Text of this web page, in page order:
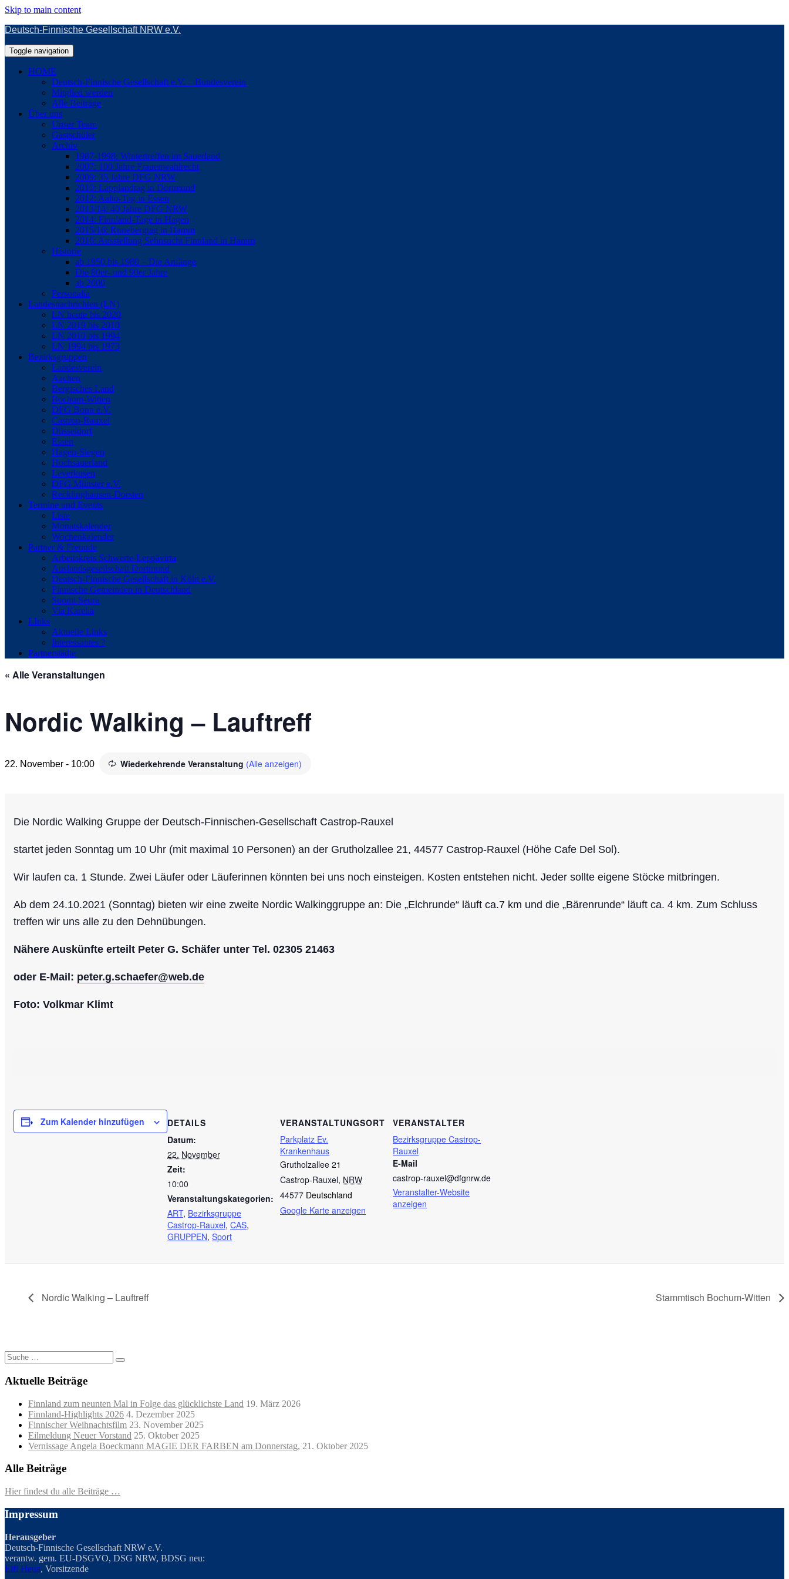
Skip to main content
Deutsch-Finnische Gesellschaft NRW e.V.
Toggle navigation
HOME
Deutsch-Finnische Gesellschaft e.V. – Bundesverein
Mitglied werden
Alle Beiträge
Über uns
Unser Team
Gastschüler
Archiv
1987-1998: Wintertreffen im Sauerland
2007: 100 Jahre Frauenwahlrecht
2009: 35 Jahre DFG NRW
2010: Lapplandtag in Dortmund
2012: Aalto-Tag in Essen
2013/14: 40 Jahre DFG NRW
2014: Finnland-Tage in Hagen
2015/16: Runebergtag in Hamm
2016: Ausstellung Sehnsucht Finnland in Hamm
Historie
ab 1950 bis 1980 – Die Anfänge
Die 80er- und 90er Jahre
ab 2000
Personalia
Landesnachrichten (LN)
LN heute bis 2020
LN 2019 bis 2010
LN 2010 bis 1994
LN 1994 bis 1973
Bezirksgruppen
Landesverein
Aachen
Bergisches Land
Bochum-Witten
DFG Bonn e.V.
Castrop-Rauxel
Düsseldorf
Essen
Hagen-Siegen
Hochsauerland
Leverkusen
DFG Münster e.V.
Recklinghausen-Dorsten
Termine und Events
Liste
Monatskalender
Wochenkalender
Partner & Freunde
Arbeitskreis Schwerte-Leppävirta
Auslandsgesellschaft Dortmund
Deutsch-Finnische Gesellschaft in Köln e.V.
Finnische Gemeinden in Deutschland
Suomi Seura
Via Karelia
LInks
Aktuelle Links
Interessantes ?
Partnerstädte
« Alle Veranstaltungen
Nordic Walking – Lauftreff
22. November - 10:00 Wiederkehrende Veranstaltung (Alle anzeigen)
Die Nordic Walking Gruppe der Deutsch-Finnischen-Gesellschaft Castrop-Rauxel
startet jeden Sonntag um 10 Uhr (mit maximal 10 Personen) an der Grutholzallee 21, 44577 Castrop-Rauxel (Höhe Cafe Del Sol).
Wir laufen ca. 1 Stunde. Zwei Läufer oder Läuferinnen könnten bei uns noch einsteigen. Kosten entstehen nicht. Jeder sollte eigene Stöcke mitbringen.
Ab dem 24.10.2021 (Sonntag) bieten wir eine zweite Nordic Walkinggruppe an: Die „Elchrunde“ läuft ca.7 km und die „Bärenrunde“ läuft ca. 4 km. Zum Schluss
treffen wir uns alle zu den Dehnübungen.
Nähere Auskünfte erteilt Peter G. Schäfer unter Tel. 02305 21463
oder E-Mail: peter.g.schaefer@web.de
Foto: Volkmar Klimt
Zum Kalender hinzufügen
DETAILS
Datum:
22. November
Zeit:
10:00
Veranstaltungskategorien:
ART, Bezirksgruppe
Castrop-Rauxel, CAS,
GRUPPEN, Sport
VERANSTALTUNGSORT
Parkplatz Ev.
Krankenhaus
Grutholzallee 21
Castrop-Rauxel, NRW
44577 Deutschland
Google Karte anzeigen
VERANSTALTER
Bezirksgruppe Castrop-
Rauxel
E-Mail
castrop-rauxel@dfgnrw.de
Veranstalter-Website
anzeigen
Nordic Walking – Lauftreff Stammtisch Bochum-Witten
Suche
nach:
Aktuelle Beiträge
Finnland zum neunten Mal in Folge das glücklichste Land 19. März 2026
Finnland-Highlights 2026 4. Dezember 2025
Finnischer Weihnachtsfilm 23. November 2025
Eilmeldung Neuer Vorstand 25. Oktober 2025
Vernissage Angela Boeckmann MAGIE DER FARBEN am Donnerstag, 21. Oktober 2025
Alle Beiträge
Hier findest du alle Beiträge …
Impressum
Herausgeber
Deutsch-Finnische Gesellschaft NRW e.V.
verantw. gem. EU-DSGVO, DSG NRW, BDSG neu:
Elfi Heua, Vorsitzende